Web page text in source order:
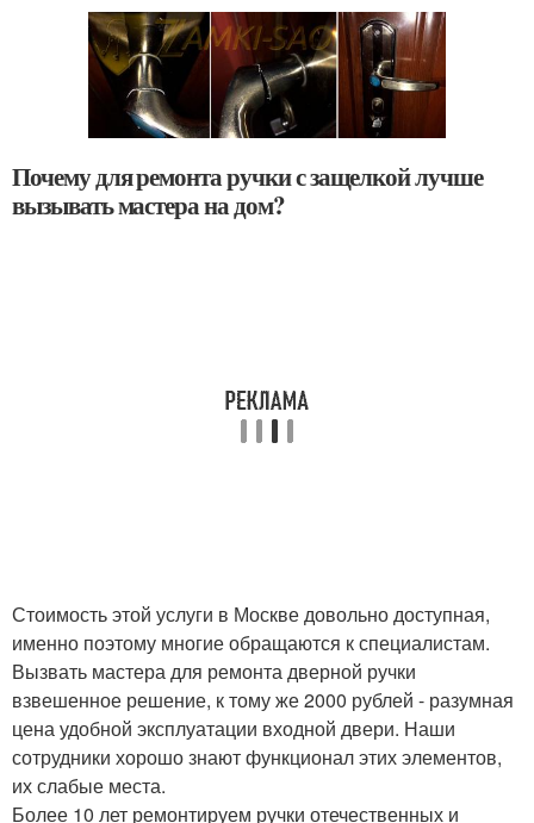
Почему для ремонта ручки с защелкой лучше
вызывать мастера на дом?
Стоимость этой услуги в Москве довольно доступная,
именно поэтому многие обращаются к специалистам.
Вызвать мастера для ремонта дверной ручки
взвешенное решение, к тому же 2000 рублей - разумная
цена удобной эксплуатации входной двери. Наши
сотрудники хорошо знают функционал этих элементов,
их слабые места.
Более 10 лет ремонтируем ручки отечественных и